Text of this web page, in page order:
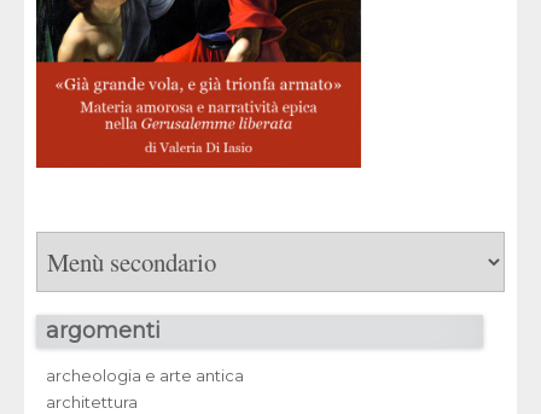
argomenti
archeologia e arte antica
architettura